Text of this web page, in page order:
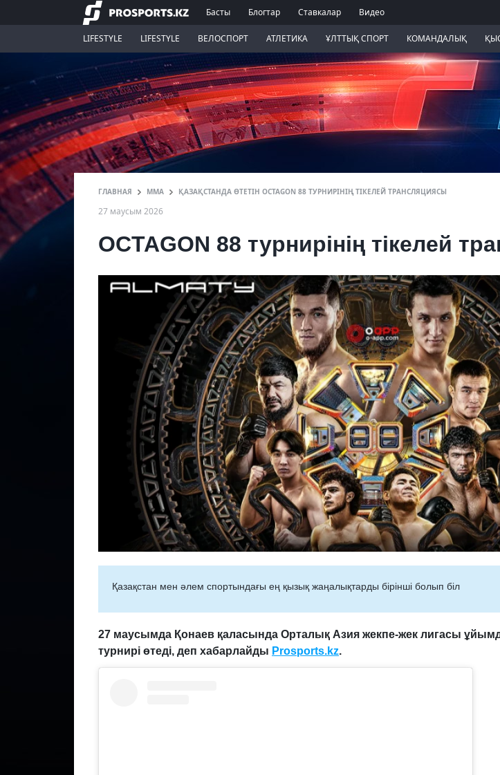
Басты Блогтар Ставкалар Видео
LIFESTYLE LIFESTYLE ВЕЛОСПОРТ АТЛЕТИКА ҰЛТТЫҚ СПОРТ КОМАНДАЛЫҚ
ГЛАВНАЯ ММА ҚАЗАҚСТАНДА ӨТЕТІН OCTAGON 88 ТУРНИРІНІҢ ТІКЕЛЕЙ ТРАНСЛЯЦИЯСЫ
27 маусым 2026
OCTAGON 88 турнирінің тікелей
Қазақстан мен әлем спортындағы ең қызық жаңалықтарды бірінші болып біл
27 маусымда Қонаев қаласында Орталық Азия жекпе-жек лигасы
турнирі өтеді, деп хабарлайды Prosports.kz.